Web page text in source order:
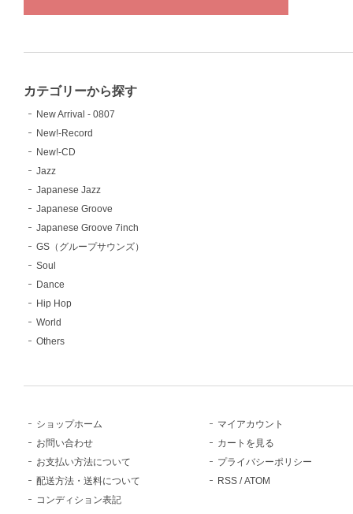
カテゴリーから探す
New Arrival - 0807
New!-Record
New!-CD
Jazz
Japanese Jazz
Japanese Groove
Japanese Groove 7inch
GS（グループサウンズ）
Soul
Dance
Hip Hop
World
Others
ショップホーム
お問い合わせ
お支払い方法について
配送方法・送料について
コンディション表記
マイアカウント
カートを見る
プライバシーポリシー
RSS /ATOM